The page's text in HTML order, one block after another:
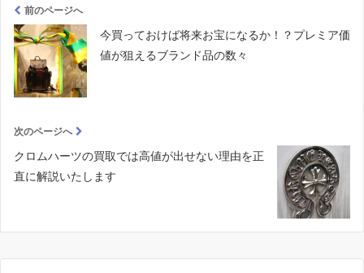
前のページへ
今買っておけば将来お宝になるか！？プレミア価
値が狙えるブランド品の数々
次のページへ
クロムハーツの買取では高値が出せない理由を正
直に解説いたします